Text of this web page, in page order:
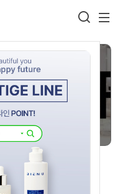
성장할 디자이너